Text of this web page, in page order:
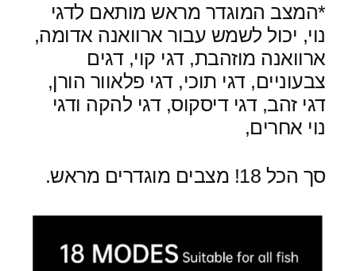
*המצב המוגדר מראש מותאם לדגי
נוי, יכול לשמש עבור ארוואנה אדומה,
ארוואנה מוזהבת, דגי קוי, דגים
צבעוניים, דגי תוכי, דגי פלאוור הורן,
דגי זהב, דגי דיסקוס, דגי להקה ודגי
נוי אחרים,
סך הכל 18! מצבים מוגדרים מראש.